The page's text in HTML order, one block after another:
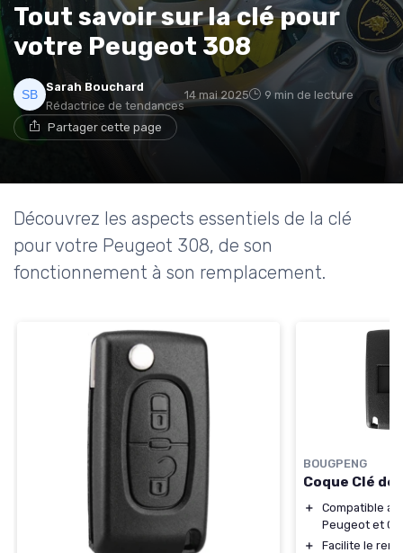
Tout savoir sur la clé pour
votre Peugeot 308
Sarah Bouchard
Rédactrice de tendances
14 mai 2025 9 min de lecture
Partager cette page
Découvrez les aspects essentiels de la clé
pour votre Peugeot 308, de son
fonctionnement à son remplacement.
BOUGPENG
Coque Clé
＋
Compatible
Peugeot et
＋
Facilite le